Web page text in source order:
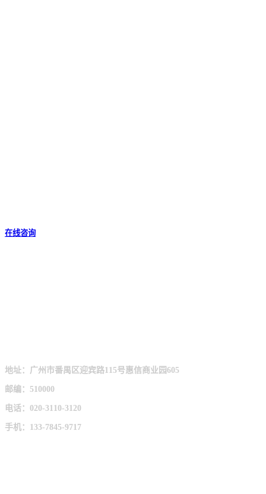
在线咨询
地址：广州市番禺区迎宾路115号惠信商业园605
邮编：510000
电话：020-3110-3120
手机：133-7845-9717